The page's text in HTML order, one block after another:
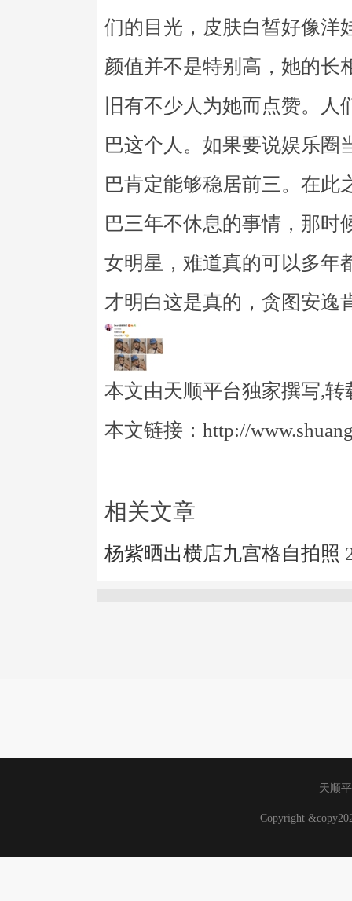
们的目光，皮肤白皙好像洋
颜值并不是特别高，她的长
旧有不少人为她而点赞。
巴这个人。如果要说娱乐圈
巴肯定能够稳居前三。在此
巴三年不休息的事情，那时
女明星，难道真的可以多年
才明白这是真的，贪图安逸
本文由天顺平台独家撰写,转
本文链接：http://
相关文章
杨紫晒出横店九宫格自拍照
天顺
Copyright